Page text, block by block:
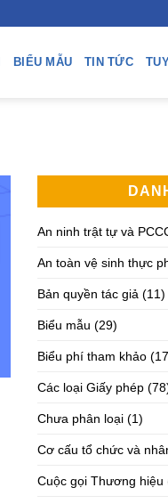
BIỂU MẪU TIN TỨC
An ninh trật tự và
An toàn vệ sinh thực
Bản quyền tác giả (11)
Biểu mẫu (29)
Biểu phí tham khảo
Các loại Giấy phép
Chưa phân loại (1)
Cơ cấu tổ chức và
Cuộc gọi Thương hiệu